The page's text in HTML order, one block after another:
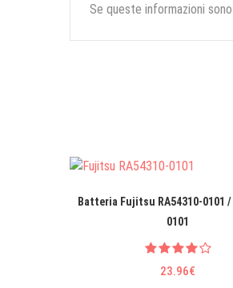
Se queste informazioni
Batteria Fujitsu RA54310-0101 /
0101
23.96€